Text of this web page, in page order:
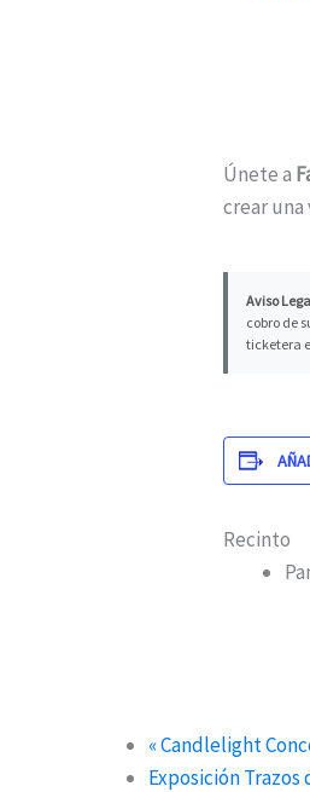
Únete a
crear
Aviso
cobro de
ticketera
Recinto
«Candlelight
Exposición